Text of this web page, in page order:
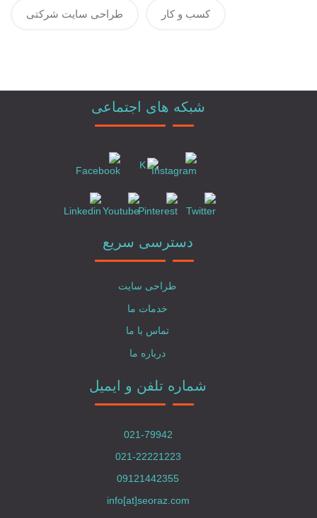
طراحی سایت شرکتی کسب و کار
شبکه های اجتماعی
دسترسی سریع
طراحی سایت
خدمات ما
تماس با ما
درباره ما
شماره تلفن و ایمیل
021-79942
021-22221223
09121442355
info[at]seoraz.com